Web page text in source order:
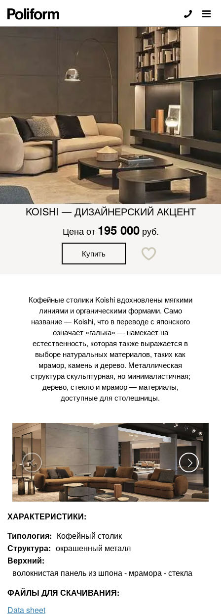
ЖУРНАЛЬНЫЙ СТОЛИК POLIFORM
KOISHI — ДИЗАЙНЕРСКИЙ АКЦЕНТ
Цена от 195 000 руб.
Купить
Кофейные столики Koishi вдохновлены мягкими
линиями и органическими формами. Само
название — Koishi, что в переводе с японского
означает «галька» — намекает на
естественность, которая также выражается в
выборе натуральных материалов, таких как
мрамор, камень и дерево. Металлическая
структура скульптурная, но минималистичная;
дерево, стекло и мрамор — материалы,
доступные для столешницы.
ХАРАКТЕРИСТИКИ:
Типология
Кофейный столик
Структура
окрашенный металл
Верхний
волокнистая панель из шпона - мрамора - стекла
ФАЙЛЫ ДЛЯ СКАЧИВАНИЯ:
Data sheet